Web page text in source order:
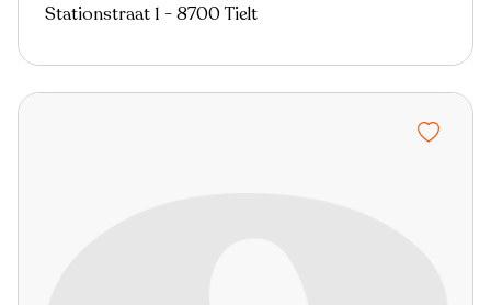
Stationstraat 1 - 8700 Tielt